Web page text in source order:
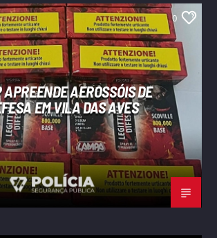
0
APREENDE AEROSSÓIS DE
EM VILA DAS AVES